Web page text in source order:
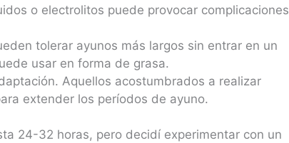
o electrolitos puede provocar complicaciones
tolerar ayunos más largos sin entrar en un
usar en forma de grasa.
Aquellos acostumbrados a realizar
extender los períodos de ayuno.
24-32 horas, pero decidí experimentar con un